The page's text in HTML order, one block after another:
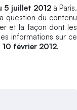
5 juillet 2012 à Paris.
question du contenu
et la façon dont les
informations sur ce
10 février 2012.